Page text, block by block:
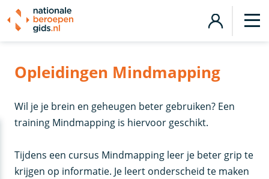
Opleidingen Mindmapping
Wil je je brein en geheugen beter gebruiken? Een
training Mindmapping is hiervoor geschikt.
Tijdens een cursus Mindmapping leer je beter grip te
krijgen op informatie. Je leert onderscheid te maken